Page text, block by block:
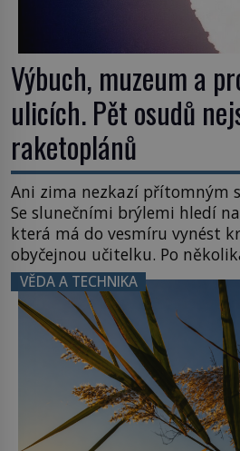
Výbuch, muzeum a
ulicích. Pět osudů
raketoplánů
Ani zima nezkazí přítomným
Se slunečními brýlemi hledí
která má do vesmíru vynést
obyčejnou učitelku. Po
ztuhnou úsměvy, stroj totiž
konstrukce není z levného
poplatníky stojí miliardy
zvládnou jen představitelné
Název: Columbia První […]
VĚDA A TECHNIKA